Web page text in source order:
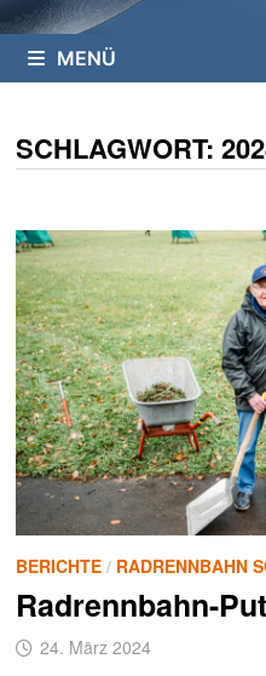
MENÜ
SCHLAGWORT:
BERICHTE/ RADRENNBAHN
Radrennbahn-
24. März 2024